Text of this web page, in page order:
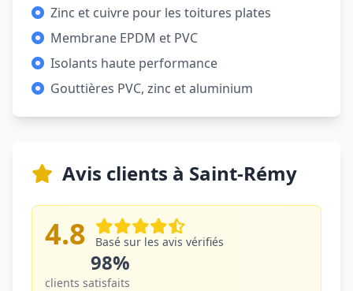
Zinc et cuivre pour les toitures plates
Membrane EPDM et PVC
Isolants haute performance
Gouttières PVC, zinc et aluminium
Avis clients à Saint-Rémy
4.8 Basé sur les avis vérifiés
98%
clients satisfaits